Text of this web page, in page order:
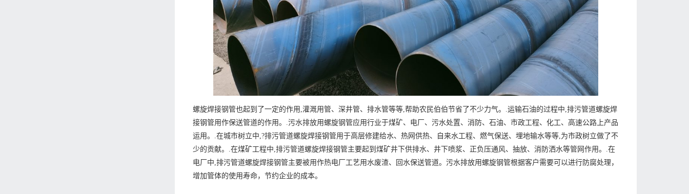
螺旋焊接钢管也起到了一定的作用,灌溉用管、深井管、排水管等等,帮助农民伯伯节省了不少力气。.运输石油的过程中,排污管道螺旋焊
接钢管用作保送管道的作用。.污水排放用螺旋钢管应用行业于煤矿、电厂、污水处置、消防、石油、市政工程、化工、高速公路上产品
运用。.在城市树立中,?排污管道螺旋焊接钢管用于高层修建给水、热网供热、自来水工程、燃气保送、埋地输水等等,为市政树立做了不
少的贡献。.在煤矿工程中,排污管道螺旋焊接钢管主要起到煤矿井下供排水、井下喷浆、正负压通风、抽放、消防洒水等管网作用。.在
电厂中,排污管道螺旋焊接钢管主要被用作热电厂工艺用水废渣、回水保送管道。污水排放用螺旋钢管根据客户需要可以进行防腐处理，
增加管体的使用寿命，节约企业的成本。